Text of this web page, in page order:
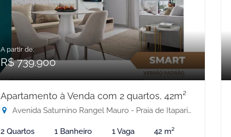
A partir de:
R$ 739.900
Apartamento à Venda com 2 quartos, 42m²
Avenida Saturnino Rangel Mauro - Praia de Itaparica, Vila Velha-ES
2 Quartos 1 Banheiro 1 Vaga 42 m²